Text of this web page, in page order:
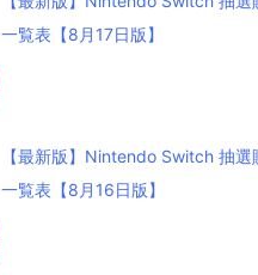
一覧表【8月17日版】
【最新版】Nintendo Switch 抽
一覧表【8月16日版】